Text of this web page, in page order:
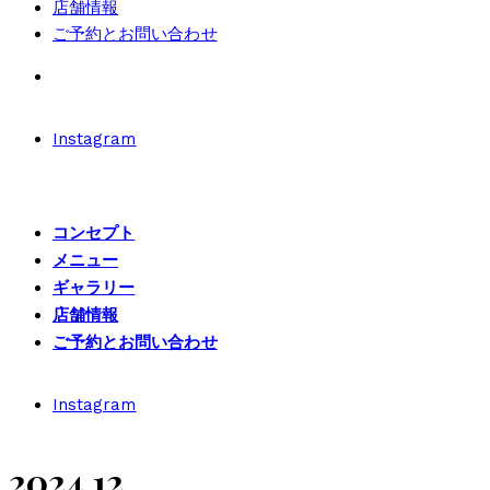
店舗情報
ご予約とお問い合わせ
Instagram
コンセプト
メニュー
ギャラリー
店舗情報
ご予約とお問い合わせ
Instagram